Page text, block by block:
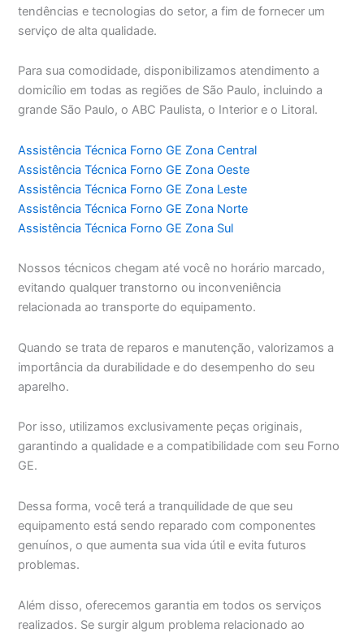
tendências e tecnologias do setor, a fim de fornecer um
serviço de alta qualidade.
Para sua comodidade, disponibilizamos atendimento a
domicílio em todas as regiões de São Paulo, incluindo a
grande São Paulo, o ABC Paulista, o Interior e o Litoral.
Assistência Técnica Forno GE Zona Central
Assistência Técnica Forno GE Zona Oeste
Assistência Técnica Forno GE Zona Leste
Assistência Técnica Forno GE Zona Norte
Assistência Técnica Forno GE Zona Sul
Nossos técnicos chegam até você no horário marcado,
evitando qualquer transtorno ou inconveniência
relacionada ao transporte do equipamento.
Quando se trata de reparos e manutenção, valorizamos a
importância da durabilidade e do desempenho do seu
aparelho.
Por isso, utilizamos exclusivamente peças originais,
garantindo a qualidade e a compatibilidade com seu Forno
GE.
Dessa forma, você terá a tranquilidade de que seu
equipamento está sendo reparado com componentes
genuínos, o que aumenta sua vida útil e evita futuros
problemas.
Além disso, oferecemos garantia em todos os serviços
realizados. Se surgir algum problema relacionado ao